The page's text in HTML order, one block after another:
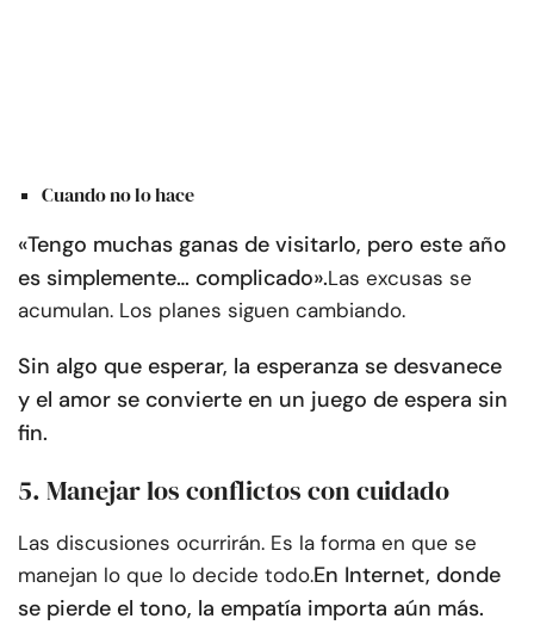
Cuando no lo hace
«Tengo muchas ganas de visitarlo, pero este año
es simplemente… complicado».Las excusas se
acumulan. Los planes siguen cambiando.
Sin algo que esperar, la esperanza se desvanece
y el amor se convierte en un juego de espera sin
fin.
5. Manejar los conflictos con cuidado
Las discusiones ocurrirán. Es la forma en que se
manejan lo que lo decide todo.En Internet, donde
se pierde el tono, la empatía importa aún más.